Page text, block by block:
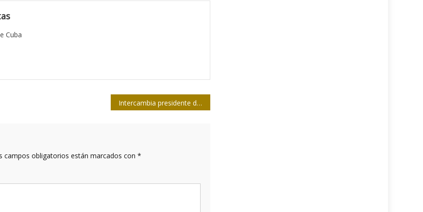
Cuba
Intercambia presidente de MediCuba Europa con investigadores cubanos
campos obligatorios están marcados con *